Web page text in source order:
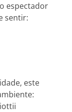
espectador
sentir:
este